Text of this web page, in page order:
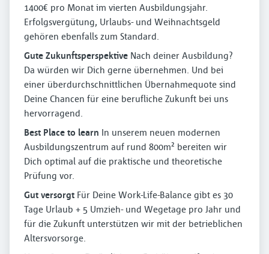
1400€ pro Monat im vierten Ausbildungsjahr.
Erfolgsvergütung, Urlaubs- und Weihnachtsgeld
gehören ebenfalls zum Standard.
Gute Zukunftsperspektive Nach deiner Ausbildung?
Da würden wir Dich gerne übernehmen. Und bei
einer überdurchschnittlichen Übernahmequote sind
Deine Chancen für eine berufliche Zukunft bei uns
hervorragend.
Best Place to learn In unserem neuen modernen
Ausbildungszentrum auf rund 800m² bereiten wir
Dich optimal auf die praktische und theoretische
Prüfung vor.
Gut versorgt Für Deine Work-Life-Balance gibt es 30
Tage Urlaub + 5 Umzieh- und Wegetage pro Jahr und
für die Zukunft unterstützen wir mit der betrieblichen
Altersvorsorge.